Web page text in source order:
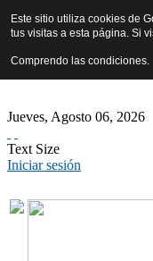
Jueves, Agosto 06, 2026
Text Size
Iniciar sesión
Este sitio utiliza cookies de
tus visitas a esta página. Si
Comprendo las condiciones.